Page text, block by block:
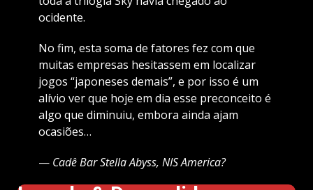
ocidente.
No fim, esta soma de fatores fez com que
muitas empresas hesitassem em localizar
jogos “japoneses demais”, e por isso é um
alívio ver que hoje em dia esse preconceito é
algo que diminuiu, embora ainda ajam
ocasiões…
— Cadê Bar Stella Abyss, NIS America?